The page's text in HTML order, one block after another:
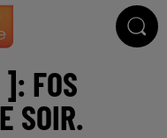
FOS
SOIR.